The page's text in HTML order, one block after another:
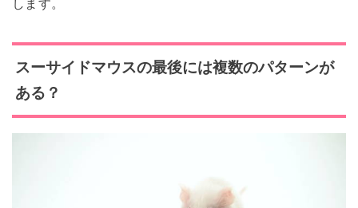
します。
スーサイドマウスの最後には複数のパターンが
ある？